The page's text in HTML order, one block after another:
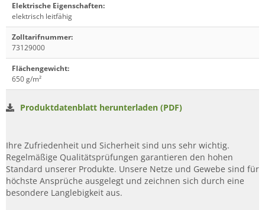
Elektrische Eigenschaften:
elektrisch leitfähig
Zolltarifnummer:
73129000
Flächengewicht:
650 g/m²
Produktdatenblatt herunterladen (PDF)
Ihre Zufriedenheit und Sicherheit sind uns sehr wichtig.
Regelmäßige Qualitätsprüfungen garantieren den hohen
Standard unserer Produkte. Unsere Netze und Gewebe sind für
höchste Ansprüche ausgelegt und zeichnen sich durch eine
besondere Langlebigkeit aus.